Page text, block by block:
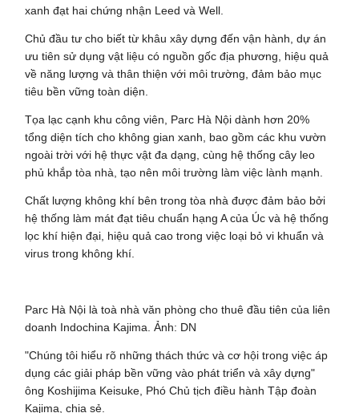
xanh đạt hai chứng nhận Leed và Well.
Chủ đầu tư cho biết từ khâu xây dựng đến vận hành, dự án
ưu tiên sử dụng vật liệu có nguồn gốc địa phương, hiệu quả
về năng lượng và thân thiện với môi trường, đảm bảo mục
tiêu bền vững toàn diện.
Tọa lạc cạnh khu công viên, Parc Hà Nội dành hơn 20%
tổng diện tích cho không gian xanh, bao gồm các khu vườn
ngoài trời với hệ thực vật đa dạng, cùng hệ thống cây leo
phủ khắp tòa nhà, tạo nên môi trường làm việc lành mạnh.
Chất lượng không khí bên trong tòa nhà được đảm bảo bởi
hệ thống làm mát đạt tiêu chuẩn hạng A của Úc và hệ thống
lọc khí hiện đại, hiệu quả cao trong việc loại bỏ vi khuẩn và
virus trong không khí.
Parc Hà Nội là toà nhà văn phòng cho thuê đầu tiên của liên
doanh Indochina Kajima. Ảnh: DN
"Chúng tôi hiểu rõ những thách thức và cơ hội trong việc áp
dụng các giải pháp bền vững vào phát triển và xây dựng"
ông Koshijima Keisuke, Phó Chủ tịch điều hành Tập đoàn
Kajima, chia sẻ.